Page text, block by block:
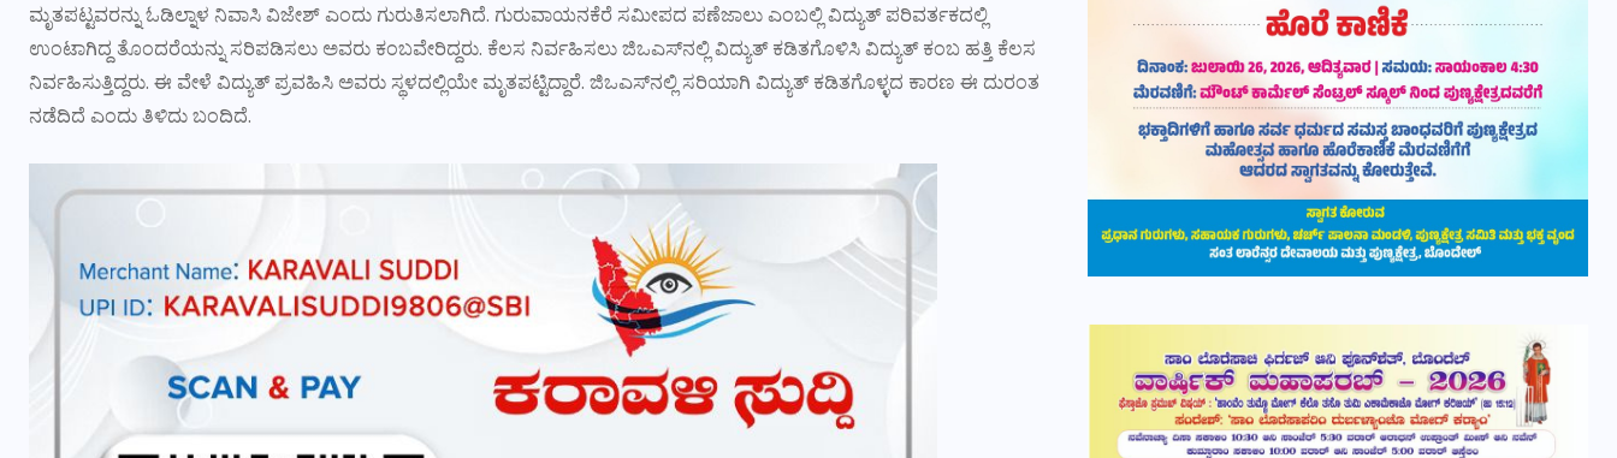
ಮೃತಪಟ್ಟವರನ್ನು ಓಡಿಲ್ನಾಳ ನಿವಾಸಿ ವಿಜೇಶ್ ಎಂದು ಗುರುತಿಸಲಾಗಿದೆ. ಗುರುವಾಯನಕೆರೆ ಸಮೀಪದ ಪಣೆಜಾಲು ಎಂಬಲ್ಲಿ ವಿದ್ಯುತ್ ಪರಿವರ್ತಕದಲ್ಲಿ
ಉಂಟಾಗಿದ್ದ ತೊಂದರೆಯನ್ನು ಸರಿಪಡಿಸಲು ಅವರು ಕಂಬವೇರಿದ್ದರು. ಕೆಲಸ ನಿರ್ವಹಿಸಲು ಜಿಒಎಸ್‌ನಲ್ಲಿ ವಿದ್ಯುತ್ ಕಡಿತಗೊಳಿಸಿ ವಿದ್ಯುತ್ ಕಂಬ ಹತ್ತಿ ಕೆಲಸ
ನಿರ್ವಹಿಸುತ್ತಿದ್ದರು. ಈ ವೇಳೆ ವಿದ್ಯುತ್ ಪ್ರವಹಿಸಿ ಅವರು ಸ್ಥಳದಲ್ಲಿಯೇ ಮೃತಪಟ್ಟಿದ್ದಾರೆ. ಜಿಒಎಸ್‌ನಲ್ಲಿ ಸರಿಯಾಗಿ ವಿದ್ಯುತ್ ಕಡಿತಗೊಳ್ಳದ ಕಾರಣ ಈ ದುರಂತ
ನಡೆದಿದೆ ಎಂದು ತಿಳಿದು ಬಂದಿದೆ.